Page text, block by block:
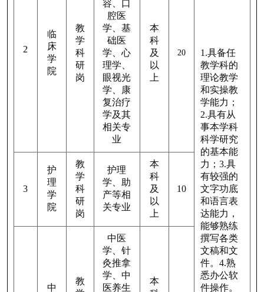
2
临
床
学
院
教
学
科
研
岗
容、口
腔医
学、基
础医
学、心
理学、
眼视光
学、康
复治疗
学及其
相关专
业
本
科
及
以
上
20
1.具备任
教学科的
理论教学
和实操教
学能力；
2.具有从
事本学科
科学研究
的基本能
力；3.具
有较强的
文字功底
和语言表
达能力，
能够熟练
撰写各类
文稿和文
件。4.熟
悉办公软
件操作。
3
护
理
学
院
教
学
科
研
岗
护理
学、助
产等相
关专业
本
科
及
以
上
10
中
教
中医
学、针
灸推拿
学、中
医养生
本